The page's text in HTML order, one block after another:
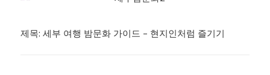
제목: 세부 여행 밤문화 가이드 – 현지인처럼 즐기기